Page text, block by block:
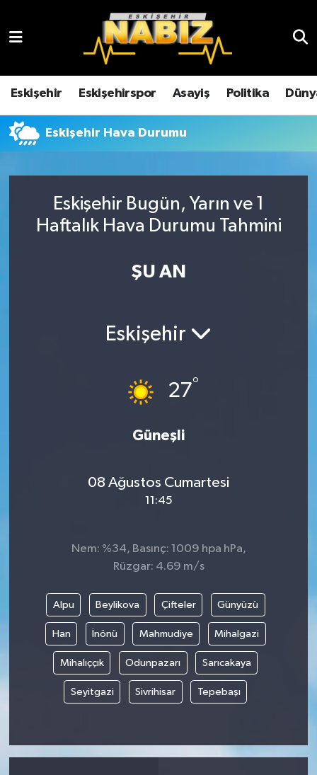
Eskişehir Eskişehirspor Asayiş Politika
Eskişehir Hava Durumu
Eskişehir Bugün, Yarın ve 1
Haftalık Hava Durumu Tahmini
ŞU AN
Eskişehir
27°
Güneşli
08 Ağustos Cumartesi
11:45
Nem: %34, Basınç: 1009 hpa hPa,
Rüzgar: 4.69 m/s
Alpu Beylikova Çifteler Günyüzü
Han İnönü Mahmudiye Mihalgazi
Mihalıççık Odunpazarı Sarıcakaya
Seyitgazi Sivrihisar Tepebaşı
Çevre
Dünya
Ekonomi
Eskişehir
Yaşam
Yurttan
Eskişehir Hava Durumu
Eskişehir Trafik Yoğunluk Haritası
TFF 3.Lig 4.Grup Puan Durumu ve Fikstür
Son Dakika Haberleri
Haber Arşivi